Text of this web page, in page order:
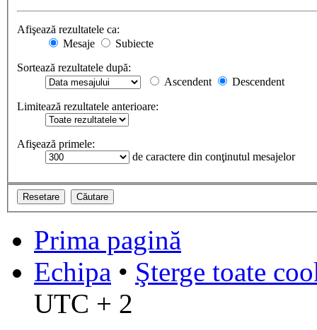
Afişează rezultatele ca:
Mesaje
Subiecte
Sortează rezultatele după:
Ascendent
Descendent
Limitează rezultatele anterioare:
Afişează primele:
de caractere din conţinutul mesajelor
Prima pagină
Echipa • Şterge toate
UTC + 2